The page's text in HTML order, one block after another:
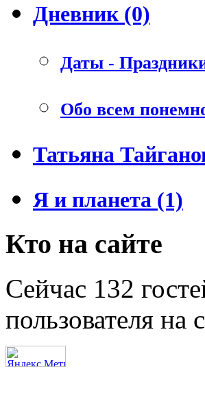
Дневник (0)
Даты -
Обо всем
Татьяна
Я и планета (1)
Кто на сайте
Сейчас 132
пользователя на